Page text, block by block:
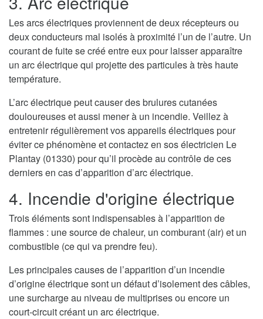
Les arcs électriques proviennent de deux récepteurs ou
deux conducteurs mal isolés à proximité l’un de l’autre. Un
courant de fuite se créé entre eux pour laisser apparaître
un arc électrique qui projette des particules à très haute
température.
L’arc électrique peut causer des brulures cutanées
douloureuses et aussi mener à un incendie. Veillez à
entretenir régulièrement vos appareils électriques pour
éviter ce phénomène et contactez en sos électricien Le
Plantay (01330) pour qu’il procède au contrôle de ces
derniers en cas d’apparition d’arc électrique.
4. Incendie d'origine électrique
Trois éléments sont indispensables à l’apparition de
flammes : une source de chaleur, un comburant (air) et un
combustible (ce qui va prendre feu).
Les principales causes de l’apparition d’un incendie
d’origine électrique sont un défaut d’isolement des câbles,
une surcharge au niveau de multiprises ou encore un
court-circuit créant un arc électrique.